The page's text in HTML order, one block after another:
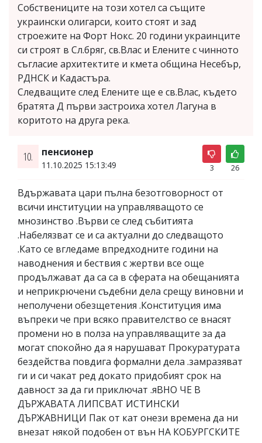
Собствениците на този хотел са същите
украински олигарси, които стоят и зад
строежите на Форт Нокс. 20 години украинците
си строят в Сл.бряг, св.Влас и Елените с чинното
съгласие архитектите и кмета община Несебър,
РДНСК и Кадастъра.
Следващите след Елените ще е св.Влас, където
братята Д първи застроиха хотел Лагуна в
коритото на друга река.
10. пенсионер
11.10.2025 15:13:49 3 26
Вдържавата цари пълна безотговорност от
всичи институции на управляващото се
мнозинство .Върви се след събитията
.Набелязват се и са актуални до следващото
.Като се вгледаме впредходните години на
наводнения и бествия с жертви все още
продължават да са са в сферата на обещанията
и неприкрючени съдебни дела срещу виновни и
неполучени обезщетения .Конституция има
въпреки че при всяко правителство се внасят
промени но в полза на управляващите за да
могат спокойно да я нарушават Прокуратурата
бездейства повдига формални дела .замразяват
ги и си чакат ред докато придобият срок на
давност за да ги приключат .яВНО ЧЕ В
ДЪРЖАВАТА ЛИПСВАТ ИСТИНСКИ
ДЪРЖАВНИЦИ Пак от кат онези времена да ни
внезат някой подобен от вън НА КОБУРГСКИТЕ